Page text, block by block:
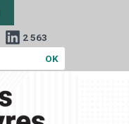
2 563